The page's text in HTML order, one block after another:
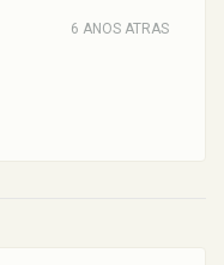
6 ANOS ATRAS